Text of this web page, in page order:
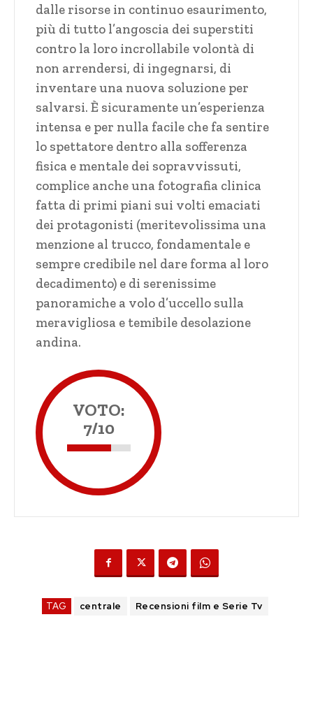
dalle risorse in continuo esaurimento,
più di tutto l’angoscia dei superstiti
contro la loro incrollabile volontà di
non arrendersi, di ingegnarsi, di
inventare una nuova soluzione per
salvarsi. È sicuramente un’esperienza
intensa e per nulla facile che fa sentire
lo spettatore dentro alla sofferenza
fisica e mentale dei sopravvissuti,
complice anche una fotografia clinica
fatta di primi piani sui volti emaciati
dei protagonisti (meritevolissima una
menzione al trucco, fondamentale e
sempre credibile nel dare forma al loro
decadimento) e di serenissime
panoramiche a volo d’uccello sulla
meravigliosa e temibile desolazione
andina.
VOTO:
7/10
TAG centrale Recensioni film e Serie Tv